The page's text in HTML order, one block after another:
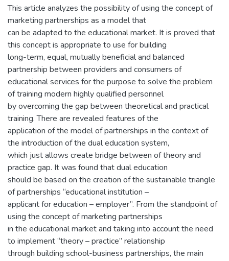
This article analyzes the possibility of using the concept of
marketing partnerships as a model that
can be adapted to the educational market. It is proved that
this concept is appropriate to use for building
long-term, equal, mutually beneficial and balanced
partnership between providers and consumers of
educational services for the purpose to solve the problem
of training modern highly qualified personnel
by overcoming the gap between theoretical and practical
training. There are revealed features of the
application of the model of partnerships in the context of
the introduction of the dual education system,
which just allows create bridge between of theory and
practice gap. It was found that dual education
should be based on the creation of the sustainable triangle
of partnerships “educational institution –
applicant for education – employer”. From the standpoint of
using the concept of marketing partnerships
in the educational market and taking into account the need
to implement “theory – practice” relationship
through building school-business partnerships, the main